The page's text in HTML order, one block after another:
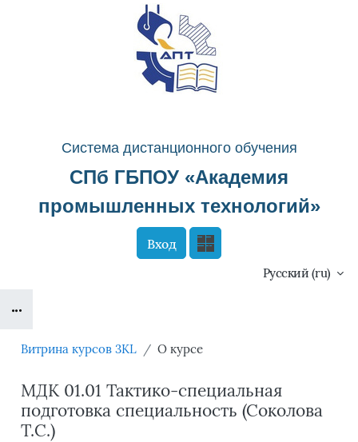
Перейти к основному содержанию
Система дистанционного обучения
СПб ГБПОУ «Академия
промышленных технологий»
Вход
Русский ‎(ru)‎
Витрина курсов 3KL О курсе
МДК 01.01 Тактико-специальная
подготовка специальность (Соколова
Т.С.)